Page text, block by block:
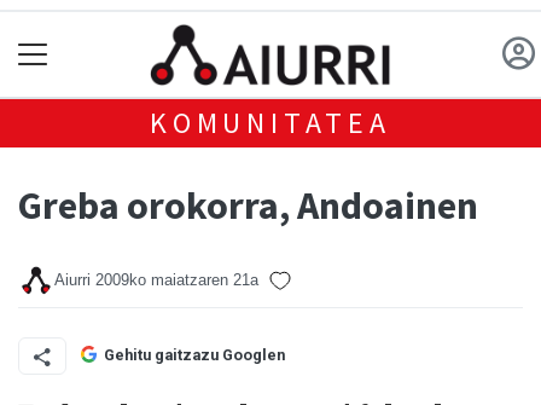
KOMUNITATEA
Greba orokorra, Andoainen
Aiurri 2009ko maiatzaren 21a
Gehitu gaitzazu Googlen